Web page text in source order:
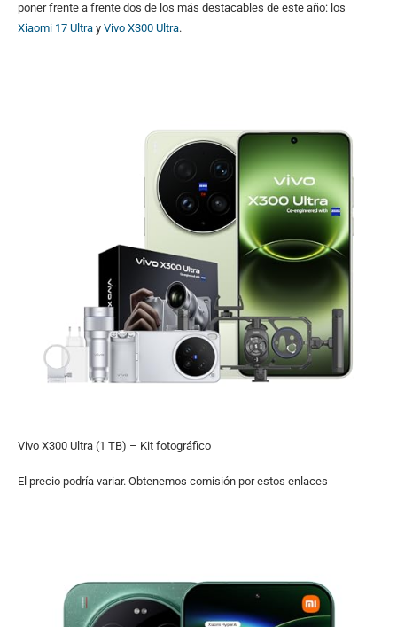
poner frente a frente dos de los más destacables de este año: los
Xiaomi 17 Ultra y Vivo X300 Ultra.
Vivo X300 Ultra (1 TB) – Kit fotográfico
El precio podría variar. Obtenemos comisión por estos enlaces